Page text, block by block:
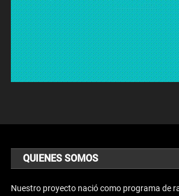
QUIENES SOMOS
Nuestro proyecto nació como programa de